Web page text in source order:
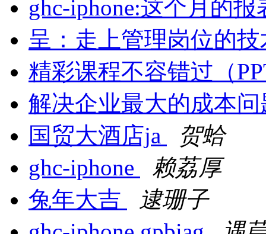
ghc-iphone:这个月的
呈：走上管理岗位的
精彩课程不容错过（
解决企业最大的成本
国贸大酒店ja
贺蛤
ghc-iphone
赖荔厚
兔年大吉
逮珊子